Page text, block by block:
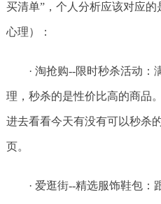
买清单”，个人分析应该对应
心理）：
· 淘抢购--限时秒杀活动
理，秒杀的是性价比高的商品
进去看看今天有没有可以秒杀
页。
· 爱逛街--精选服饰鞋包：